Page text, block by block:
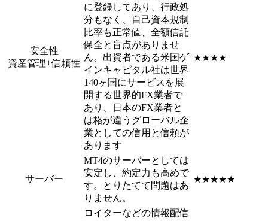
安全性
資産管理+信頼性
に登録してあり、行政処
分もなく、自己資本規制
比率も正常値、全額信託
保全と盲点がありませ
ん。出資者である米国ゲ
インキャピタル社は世界
140ヶ国にサービスを展
開する世界的FX業者で
あり、日本のFX業者と
は格が違うグローバル企
業としての信用と信頼が
あります
★★★★
サーバー
MT4のサーバーとしては
安定し、約定力も高めで
す。とりたてて問題はあ
りません。
★★★★★
ロイターなどの情報配信